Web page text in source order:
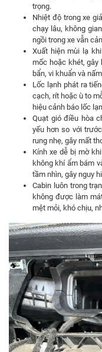
trọng.
Nhiệt độ trong xe
chạy lâu, không
ngồi trong xe vẫn
Xuất hiện mùi lạ
mốc hoặc khét, gây
bẩn, vi khuẩn và
Lốc lạnh phát ra
cạch, rít hoặc ù to
hiệu cảnh báo lốc
Quạt gió điều hòa
yếu hơn so với
rung nhẹ, gây mất
Kính xe dễ bị mờ
không khí ẩm bám
tầm nhìn, gây nguy
Cabin luôn trong
không được làm
mệt mỏi, khó chịu,